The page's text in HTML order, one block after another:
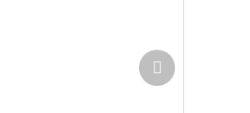
Další
produkt